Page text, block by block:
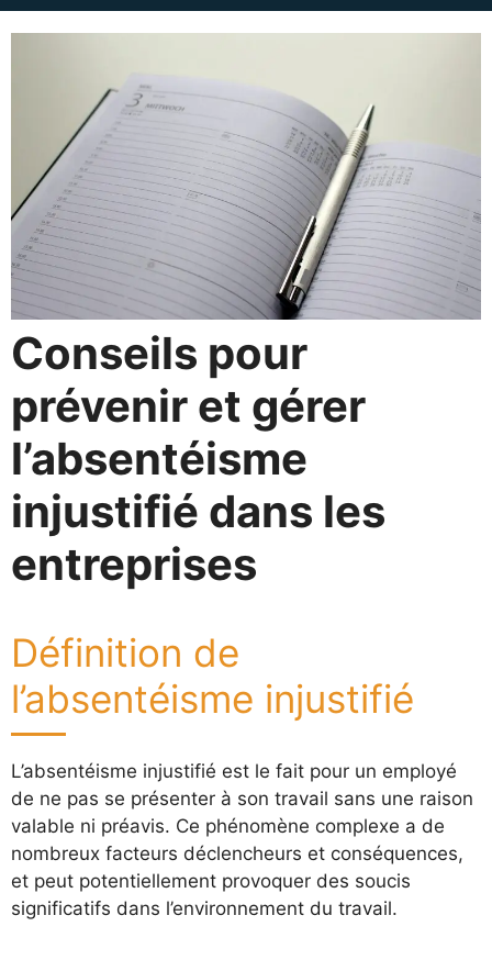
Conseils pour
prévenir et gérer
l’absentéisme
injustifié dans les
entreprises
Définition de
l’absentéisme injustifié
L’absentéisme injustifié est le fait pour un employé
de ne pas se présenter à son travail sans une raison
valable ni préavis. Ce phénomène complexe a de
nombreux facteurs déclencheurs et conséquences,
et peut potentiellement provoquer des soucis
significatifs dans l’environnement du travail.